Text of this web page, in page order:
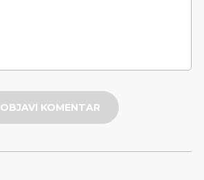
OBJAVI KOMENTAR